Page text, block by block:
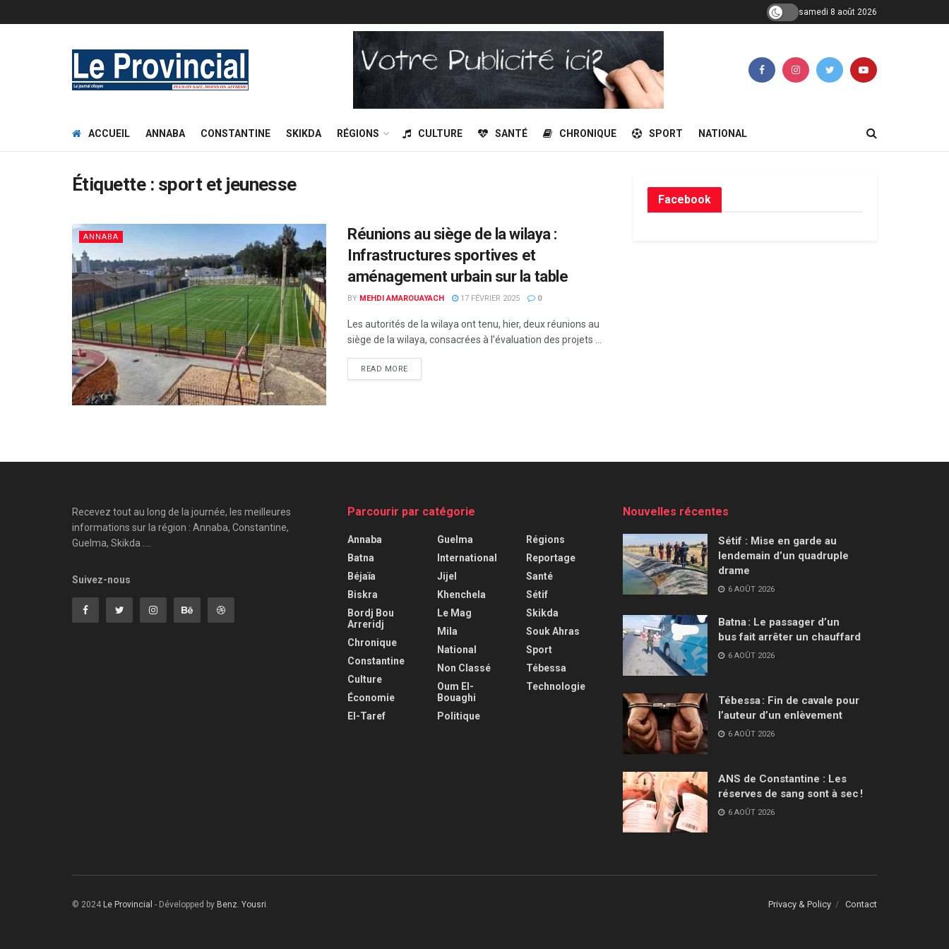
samedi 8 août 2026
ACCUEIL ANNABA CONSTANTINE SKIKDA RÉGIONS CULTURE SANTÉ CHRONIQUE SPORT NATIONAL
Étiquette : sport et jeunesse
ANNABA
Réunions au siège de la wilaya :
Infrastructures sportives et
aménagement urbain sur la table
BY MEHDI AMAROUAYACH 17 FÉVRIER 2025 0
Les autorités de la wilaya ont tenu, hier, deux réunions au
siège de la wilaya, consacrées à l’évaluation des projets ...
READ MORE
Facebook
Recevez tout au long de la journée, les meilleures
informations sur la région : Annaba, Constantine,
Guelma, Skikda ....
Suivez-nous
Parcourir par catégorie
Annaba
Batna
Béjaïa
Biskra
Bordj Bou
Arreridj
Chronique
Constantine
Culture
Économie
El-Taref
Guelma
International
Jijel
Khenchela
Le Mag
Mila
National
Non Classé
Oum El-
Bouaghi
Politique
Régions
Reportage
Santé
Sétif
Skikda
Souk Ahras
Sport
Tébessa
Technologie
Nouvelles récentes
Sétif : Mise en garde au
lendemain d’un quadruple
drame
6 AOÛT 2026
Batna : Le passager d’un
bus fait arrêter un chauffard
6 AOÛT 2026
Tébessa : Fin de cavale pour
l’auteur d’un enlèvement
6 AOÛT 2026
ANS de Constantine : Les
réserves de sang sont à sec !
6 AOÛT 2026
Privacy & Policy Contact
© 2024 Le Provincial - Développed by Benz. Yousri